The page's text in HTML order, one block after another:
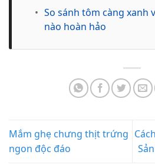
• So sánh tôm càng xanh
nào hoàn hảo
Mắm ghẹ chưng thịt trứng
ngon độc đáo